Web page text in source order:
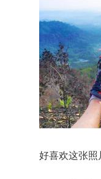
好喜欢这张